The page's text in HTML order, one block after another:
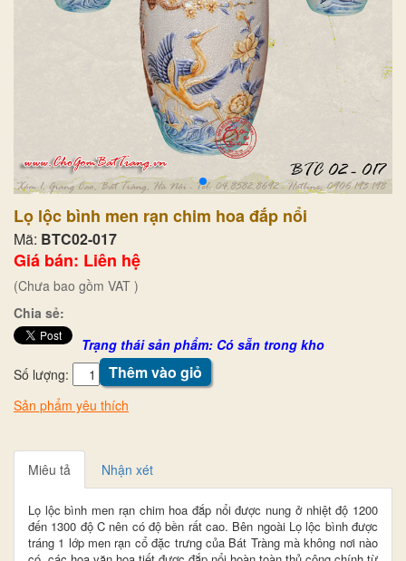
Lọ lộc bình men rạn chim hoa đắp nổi
Mã: BTC02-017
Giá bán: Liên hệ
(Chưa bao gồm VAT )
Chia sẻ:
Trạng thái sản phẩm: Có sẵn trong kho
Số lượng:
Thêm vào giỏ
Sản phẩm yêu thích
Miêu tả Nhận xét
Lọ lộc bình men rạn chim hoa đắp nổi được nung ở nhiệt độ 1200
đến 1300 độ C nên có độ bền rất cao. Bên ngoài Lọ lộc bình được
tráng 1 lớp men rạn cổ đặc trưng của Bát Tràng mà không nơi nào